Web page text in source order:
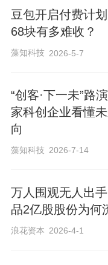
其中并没有提
工”，只需被视
恒大增加一项确
用”，而竣工证
告认为，在
情况下，在物
收入全额入账。
此外，报告还
原应追溯至以
调整，但恒大
豆包开启付费计
68块有多难收？
藻知科技 2026-5-7
“创客·下一未”路
家科创企业看懂
向
藻知科技 2026-7-14
万人围观无人出
品2亿股股份为何
浪花资本 2026-4-1